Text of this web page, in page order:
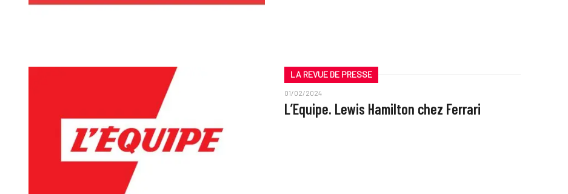
LA REVUE DE PRESSE
01/02/2024
L’Equipe. Lewis Hamilton chez Ferrari